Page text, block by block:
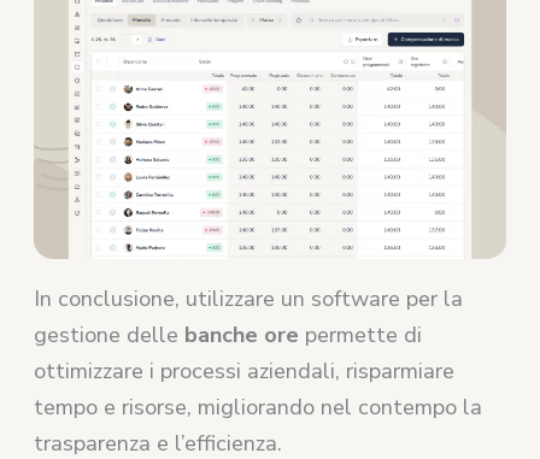
In conclusione, utilizzare un software per la
gestione delle banche ore permette di
ottimizzare i processi aziendali, risparmiare
tempo e risorse, migliorando nel contempo la
trasparenza e l’efficienza.